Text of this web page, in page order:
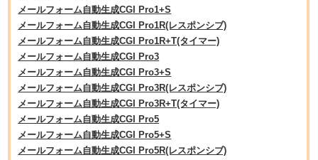
メールフォーム自動生成CGI Pro1+S
メールフォーム自動生成CGI Pro1R(レスポンシブ)
メールフォーム自動生成CGI Pro1R+T(タイマー)
メールフォーム自動生成CGI Pro3
メールフォーム自動生成CGI Pro3+S
メールフォーム自動生成CGI Pro3R(レスポンシブ)
メールフォーム自動生成CGI Pro3R+T(タイマー)
メールフォーム自動生成CGI Pro5
メールフォーム自動生成CGI Pro5+S
メールフォーム自動生成CGI Pro5R(レスポンシブ)